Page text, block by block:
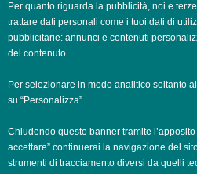
OFFERTE DI
OFFERTE DI
OFFERTE DI
OFFERTE DI
Per quanto riguarda la pubblicità, noi e
trattare dati personali come i tuoi dati di
pubblicitarie: annunci e contenuti
del contenuto.
Per selezionare in modo analitico soltanto
su “Personalizza”.
Chiudendo questo banner tramite
accettare” continuerai la navigazione del
strumenti di tracciamento diversi da quelli